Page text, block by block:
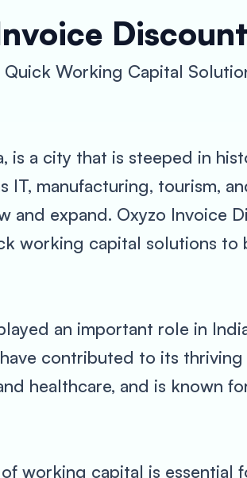
Working Capital
is a city that is steeped in
manufacturing, tourism,
expand. Oxyzo Invoice
working capital solutions to
an important role in
contributed to its thriving
healthcare, and is known
working capital is essential